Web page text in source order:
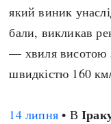
який виник
бали, викликав
— хвиля висотою
швидкістю 160
14 липня • В